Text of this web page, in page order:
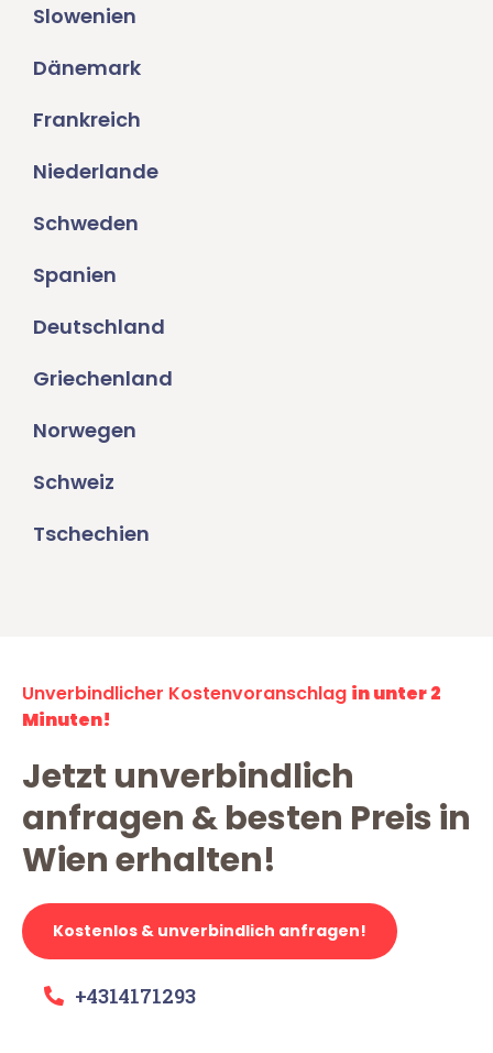
Slowenien
Dänemark
Frankreich
Niederlande
Schweden
Spanien
Deutschland
Griechenland
Norwegen
Schweiz
Tschechien
Unverbindlicher Kostenvoranschlag in unter 2
Minuten!
Jetzt unverbindlich
anfragen & besten Preis in
Wien erhalten!
Kostenlos & unverbindlich anfragen!
+4314171293